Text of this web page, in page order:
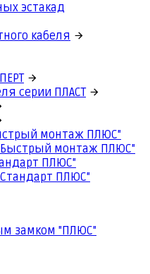
эстакад
кабеля
серии ПЛАСТ
монтаж ПЛЮС"
монтаж ПЛЮС"
ПЛЮС"
ПЛЮС"
замком "ПЛЮС"